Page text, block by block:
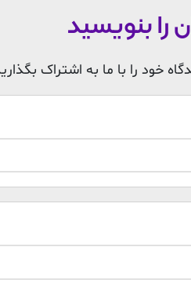
را بنویسید
خود را با ما به اشتراک